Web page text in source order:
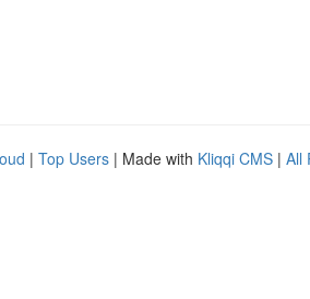
| Top Users | Made with Kliqqi CMS | All